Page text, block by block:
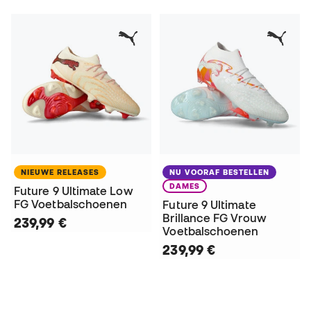
NIEUWE RELEASES
Future 9 Ultimate Low
FG Voetbalschoenen
239,99 €
NU VOORAF BESTELLEN
DAMES
Future 9 Ultimate
Brillance FG Vrouw
Voetbalschoenen
239,99 €